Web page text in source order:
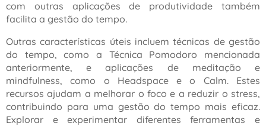
com outras aplicações de produtividade também
facilita a gestão do tempo.
Outras características úteis incluem técnicas de gestão
do tempo, como a Técnica Pomodoro mencionada
anteriormente, e aplicações de meditação e
mindfulness, como o Headspace e o Calm. Estes
recursos ajudam a melhorar o foco e a reduzir o stress,
contribuindo para uma gestão do tempo mais eficaz.
Explorar e experimentar diferentes ferramentas e